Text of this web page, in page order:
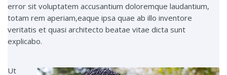
error sit voluptatem accusantium doloremque laudantium,
totam rem aperiam,eaque ipsa quae ab illo inventore
veritatis et quasi architecto beatae vitae dicta sunt
explicabo.
Ut